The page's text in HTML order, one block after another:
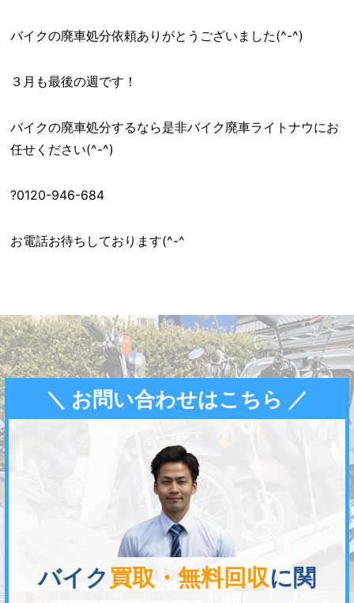
バイクの廃車処分依頼ありがとうございました(^-^)
３月も最後の週です！
バイクの廃車処分するなら是非バイク廃車ライトナウにお
任せください(^-^)
?0120-946-684
お電話お待ちしております(^-^ゞ
＼ お問い合わせはこちら ／
バイク 買取・無料回収に関